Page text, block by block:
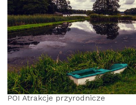
POI Atrakcje przyrodnicze